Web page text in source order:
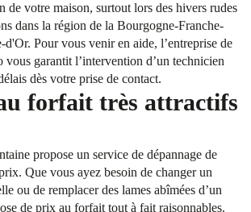
de votre maison, surtout lors des hivers rudes
dans la région de la Bourgogne-Franche-
d'Or. Pour vous venir en aide, l’entreprise de
vous garantit l’intervention d’un technicien
dès votre prise de contact.
forfait très attractifs
propose un service de dépannage de
Que vous ayez besoin de changer un
ou de remplacer des lames abîmées d’un
de prix au forfait tout à fait raisonnables.